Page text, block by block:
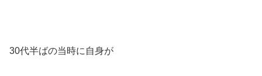
30代半ばの当時に自身が